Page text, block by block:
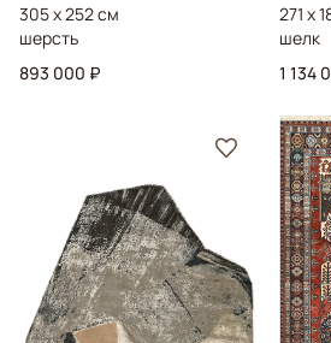
305 x 252 см
шерсть
893 000 ₽
271 x
шелк
1 134